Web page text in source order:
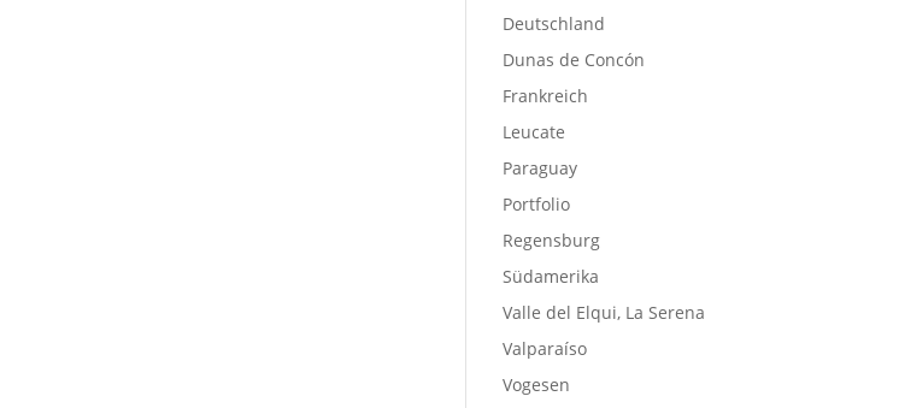
Deutschland
Dunas de Concón
Frankreich
Leucate
Paraguay
Portfolio
Regensburg
Südamerika
Valle del Elqui, La Serena
Valparaíso
Vogesen